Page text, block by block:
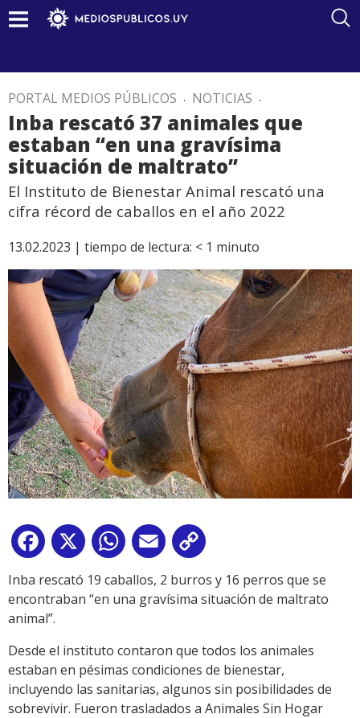
PORTAL MEDIOS PÚBLICOS . NOTICIAS .
Inba rescató 37 animales que
estaban “en una gravísima
situación de maltrato”
El Instituto de Bienestar Animal rescató una
cifra récord de caballos en el año 2022
13.02.2023 | tiempo de lectura: < 1 minuto
Facebook
X WhatsApp
Email
Link
Inba rescató 19 caballos, 2 burros y 16 perros que se
encontraban “en una gravísima situación de maltrato
animal”.
Desde el instituto contaron que todos los animales
estaban en pésimas condiciones de bienestar,
incluyendo las sanitarias, algunos sin posibilidades de
sobrevivir. Fueron trasladados a Animales Sin Hogar